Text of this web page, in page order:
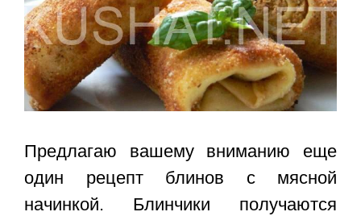
Предлагаю вашему вниманию еще
один рецепт блинов с мясной
начинкой. Блинчики получаются